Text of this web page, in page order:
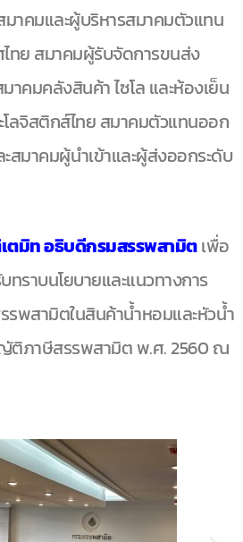
าคมและผู้บริหารสมาคมตัวแทน
ทย สมาคมผู้รับจัดการขนส่ง
าคมคลังสินค้า ไซโล และห้องเย็น
ลจิสติกส์ไทย สมาคมตัวแทนออก
มาคมผู้นำเข้าและผู้ส่งออกระดับ
ตมิท อธิบดีกรมสรรพสามิตเพื่อ
ราบนโยบายและแนวทางการ
พสามิตในสินค้าน้ำหอมและหัวน้ำ
ติภาษีสรรพสามิต พ.ศ. 2560 ณ